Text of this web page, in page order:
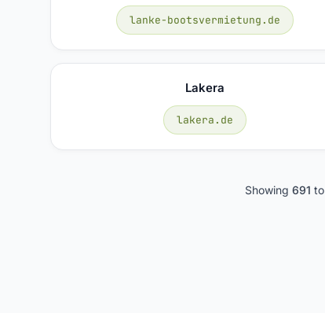
lanke-bootsvermietung.de
Lakera
lakera.de
Showing 691 to